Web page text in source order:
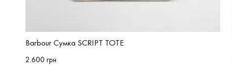
Barbour Сумка SCRIPT TOTE
2.600 грн